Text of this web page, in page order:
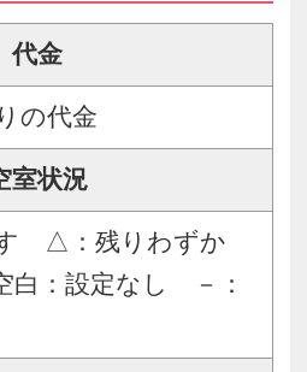
代金
の代金
室状況
す △：残りわずか
：設定なし －：